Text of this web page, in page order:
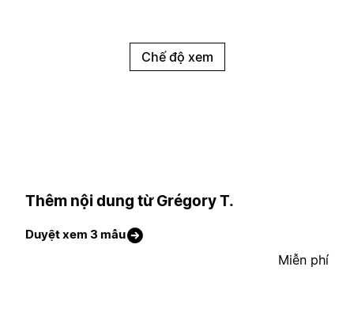
Chế độ xem
Thêm nội dung từ Grégory T.
Duyệt xem 3 mẫu
Miễn phí